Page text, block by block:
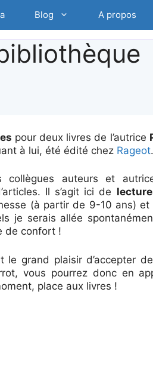
Blog A propos
pour deux livres de l’autrice
à lui, été édité chez Rageot.
auteurs et
Il s’agit ici de
(à partir de 9-10 ans) et
je serais allée
de confort !
le grand plaisir d’accepter
vous pourrez donc en
place aux livres !